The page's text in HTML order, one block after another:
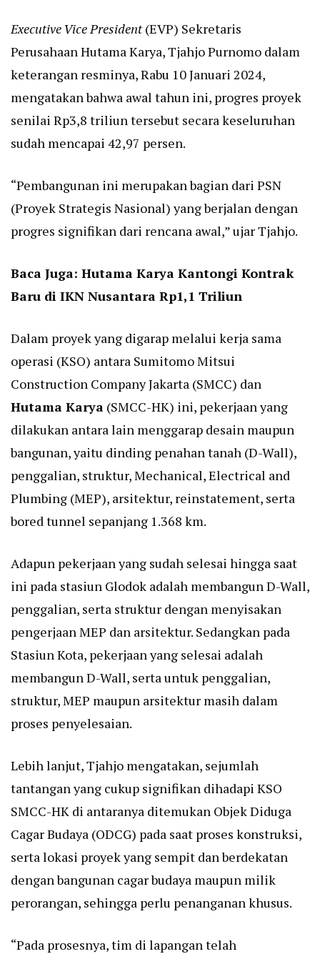
Executive Vice President(EVP) Sekretaris
Perusahaan Hutama Karya, Tjahjo Purnomo dalam
keterangan resminya, Rabu 10 Januari 2024,
mengatakan bahwa awal tahun ini, progres proyek
senilai Rp3,8 triliun tersebut secara keseluruhan
sudah mencapai 42,97 persen.
“Pembangunan ini merupakan bagian dari PSN
(Proyek Strategis Nasional) yang berjalan dengan
progres signifikan dari rencana awal,” ujar Tjahjo.
Baca Juga: Hutama Karya Kantongi Kontrak
Baru di IKN Nusantara Rp1,1 Triliun
Dalam proyek yang digarap melalui kerja sama
operasi (KSO) antara Sumitomo Mitsui
Construction Company Jakarta (SMCC) dan
Hutama Karya (SMCC-HK) ini, pekerjaan yang
dilakukan antara lain menggarap desain maupun
bangunan, yaitu dinding penahan tanah (D-Wall),
penggalian, struktur, Mechanical, Electrical and
Plumbing (MEP), arsitektur, reinstatement, serta
bored tunnel sepanjang 1.368 km.
Adapun pekerjaan yang sudah selesai hingga saat
ini pada stasiun Glodok adalah membangun D-Wall,
penggalian, serta struktur dengan menyisakan
pengerjaan MEP dan arsitektur. Sedangkan pada
Stasiun Kota, pekerjaan yang selesai adalah
membangun D-Wall, serta untuk penggalian,
struktur, MEP maupun arsitektur masih dalam
proses penyelesaian.
Lebih lanjut, Tjahjo mengatakan, sejumlah
tantangan yang cukup signifikan dihadapi KSO
SMCC-HK di antaranya ditemukan Objek Diduga
Cagar Budaya (ODCG) pada saat proses konstruksi,
serta lokasi proyek yang sempit dan berdekatan
dengan bangunan cagar budaya maupun milik
perorangan, sehingga perlu penanganan khusus.
“Pada prosesnya, tim di lapangan telah